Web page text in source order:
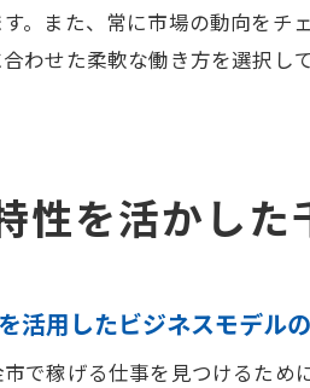
。また、常に市場の動向をチ
わせた柔軟な働き方を選択し
性を活かし
活用したビジネスモデル
で稼げる仕事を見つけるため